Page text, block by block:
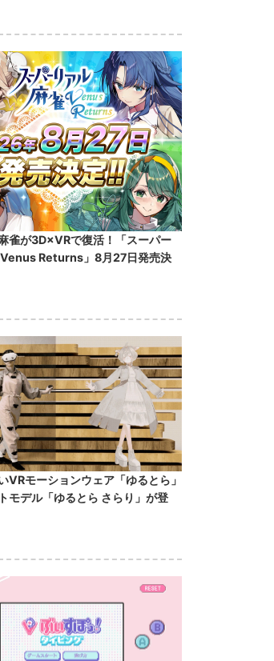
雀が3D×VRで復活！「スーパー
Venus Returns」8月27日発売決
VRモーションウェア「ゆるとら」
モデル「ゆるとら さらり」が登